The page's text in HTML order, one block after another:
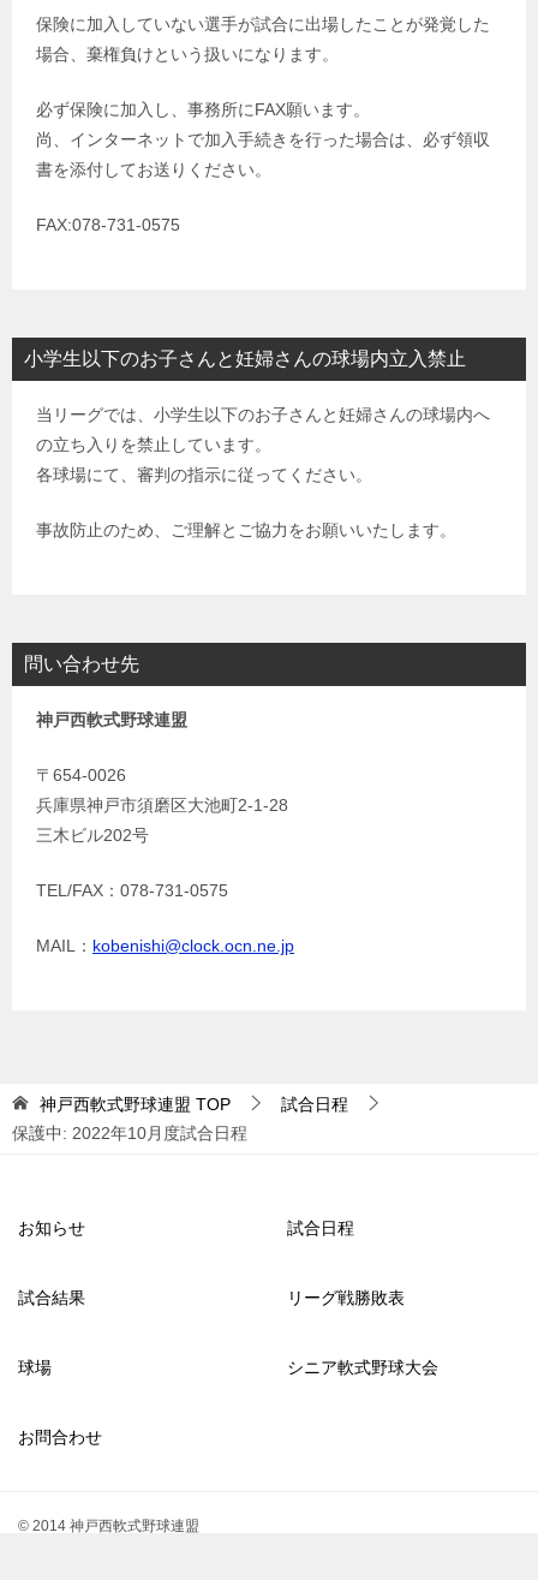
保険に加入していない選手が試合に出場したことが発覚した
場合、棄権負けという扱いになります。
必ず保険に加入し、事務所にFAX願います。
尚、インターネットで加入手続きを行った場合は、必ず領収
書を添付してお送りください。
FAX:078-731-0575
小学生以下のお子さんと妊婦さんの球場内立入禁止
当リーグでは、小学生以下のお子さんと妊婦さんの球場内へ
の立ち入りを禁止しています。
各球場にて、審判の指示に従ってください。
事故防止のため、ご理解とご協力をお願いいたします。
問い合わせ先
神戸西軟式野球連盟
〒654-0026
兵庫県神戸市須磨区大池町2-1-28
三木ビル202号
TEL/FAX：078-731-0575
MAIL： kobenishi@clock.ocn.ne.jp
神戸西軟式野球連盟 TOP
試合日程
保護中: 2022年10月度試合日程
お知らせ 試合日程
試合結果 リーグ戦勝敗表
球場 シニア軟式野球大会
お問合わせ
© 2014 神戸西軟式野球連盟